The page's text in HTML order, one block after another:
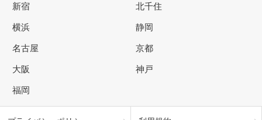
新宿 北千住
横浜 静岡
名古屋 京都
大阪 神戸
福岡